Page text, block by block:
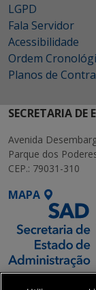
LGPD
Fala Servidor
Acessibilidade
Ordem
Planos de
SECRETARIA
Avenida
Parque dos
CEP.: 79031-310
MAPA